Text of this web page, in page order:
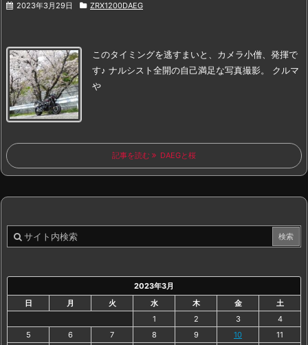
2023年3月29日 ZRX1200DAEG
このタイミングを逃すまいと、 カメラ小僧、 発揮で
す♪ ナルシスト全開の自己満足な写真撮影。
クルマ
や
記事を読む DAEGと桜
2023年3月
日
月 火 水 木 金 土
1 2 3
4
5
6 7 8 9 10
11